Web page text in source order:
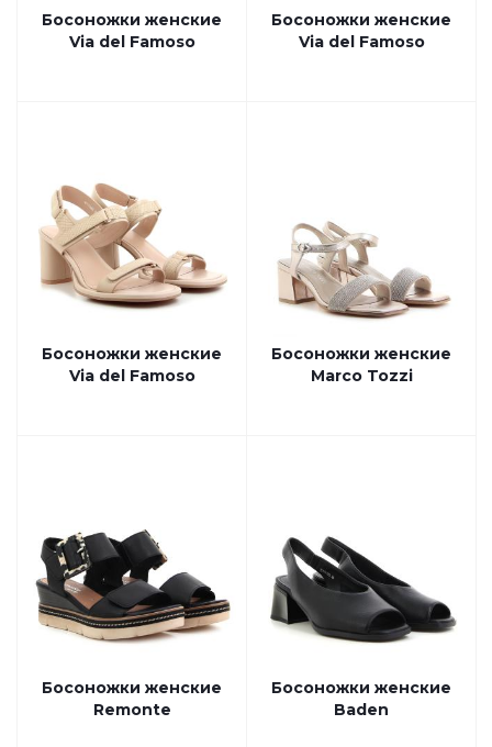
Босоножки женские
Via del Famoso
Босоножки женские
Via del Famoso
Босоножки женские
Via del Famoso
Босоножки женские
Marco Tozzi
Босоножки женские
Remonte
Босоножки женские
Baden